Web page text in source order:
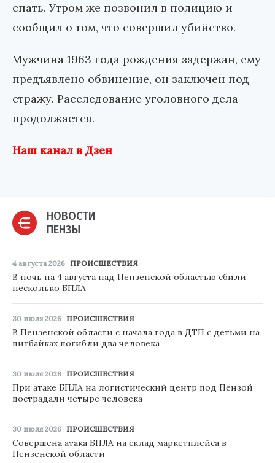
спать. Утром же позвонил в полицию и
сообщил о том, что совершил убийство.
Мужчина 1963 года рождения задержан, ему
предъявлено обвинение, он заключен под
стражу. Расследование уголовного дела
продолжается.
Наш канал в Дзен
НОВОСТИ
ПЕНЗЫ
4 августа 2026 ПРОИСШЕСТВИЯ
В ночь на 4 августа над Пензенской областью сбили
несколько БПЛА
30 июля 2026 ПРОИСШЕСТВИЯ
В Пензенской области с начала года в ДТП с детьми на
питбайках погибли два человека
30 июля 2026 ПРОИСШЕСТВИЯ
При атаке БПЛА на логистический центр под Пензой
пострадали четыре человека
30 июля 2026 ПРОИСШЕСТВИЯ
Совершена атака БПЛА на склад маркетплейса в
Пензенской области